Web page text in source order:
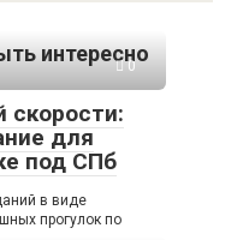
интересно
0
скорости:
для
под СПб
в виде
прогулок по